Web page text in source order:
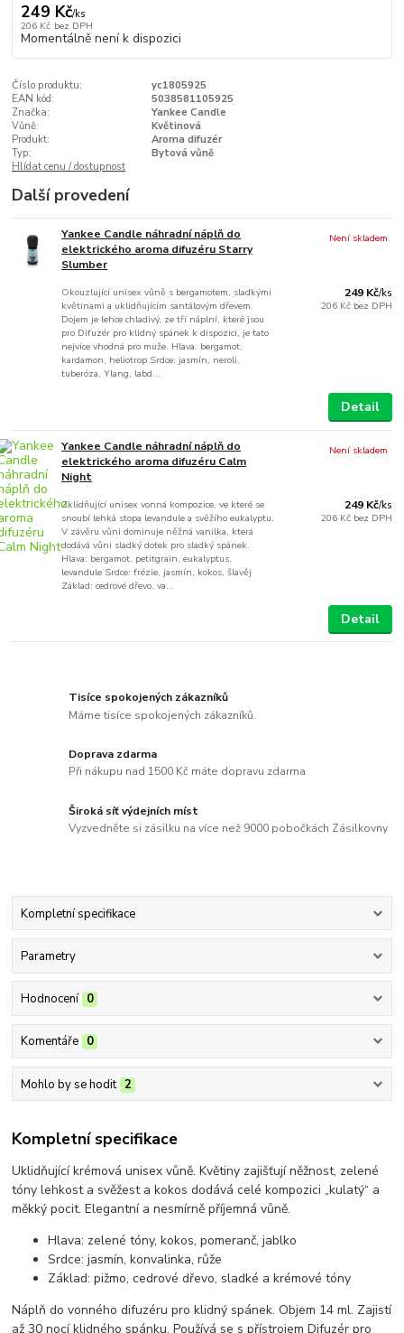
249 Kč/ks
206 Kč bez DPH
Momentálně není k dispozici
Číslo produktu:
yc1805925
EAN kód:
5038581105925
Značka:
Yankee Candle
Vůně:
Květinová
Produkt:
Aroma difuzér
Typ:
Bytová vůně
Hlídat cenu / dostupnost
Další provedení
Yankee Candle náhradní náplň do
elektrického aroma difuzéru Starry
Slumber
Okouzlující unisex vůně s bergamotem, sladkými
květinami a uklidňujícím santálovým dřevem.
Dojem je lehce chladivý, ze tří náplní, které jsou
pro Difuzér pro klidný spánek k dispozici, je tato
nejvíce vhodná pro muže. Hlava: bergamot,
kardamon, heliotrop Srdce: jasmín, neroli,
tuberóza, Ylang, labd...
249 Kč/ks
206 Kč bez DPH
Není skladem
Detail
Yankee Candle náhradní náplň do
elektrického aroma difuzéru Calm
Night
Zklidňující unisex vonná kompozice, ve které se
snoubí lehká stopa levandule a svěžího eukalyptu.
V závěru vůni dominuje něžná vanilka, která
dodává vůni sladký dotek pro sladký spánek.
Hlava: bergamot, petitgrain, eukalyptus,
levandule Srdce: frézie, jasmín, kokos, šlavěj
Základ: cedrové dřevo, va...
249 Kč/ks
206 Kč bez DPH
Není skladem
Detail
Tisíce spokojených zákazníků
Máme tisíce spokojených zákazníků.
Doprava zdarma
Při nákupu nad 1500 Kč máte dopravu zdarma
Široká síť výdejních míst
Vyzvedněte si zásilku na více než 9000 pobočkách Zásilkovny
Kompletní specifikace
Parametry
Hodnocení 0
Komentáře 0
Mohlo by se hodit 2
Kompletní specifikace
Uklidňující krémová unisex vůně. Květiny zajišťují něžnost, zelené
tóny lehkost a svěžest a kokos dodává celé kompozici „kulatý“ a
měkký pocit. Elegantní a nesmírně příjemná vůně.
Hlava: zelené tóny, kokos, pomeranč, jablko
Srdce: jasmín, konvalinka, růže
Základ: pižmo, cedrové dřevo, sladké a krémové tóny
Náplň do vonného difuzéru pro klidný spánek. Objem 14 ml. Zajistí
až 30 nocí klidného spánku. Používá se s přístrojem Difuzér pro